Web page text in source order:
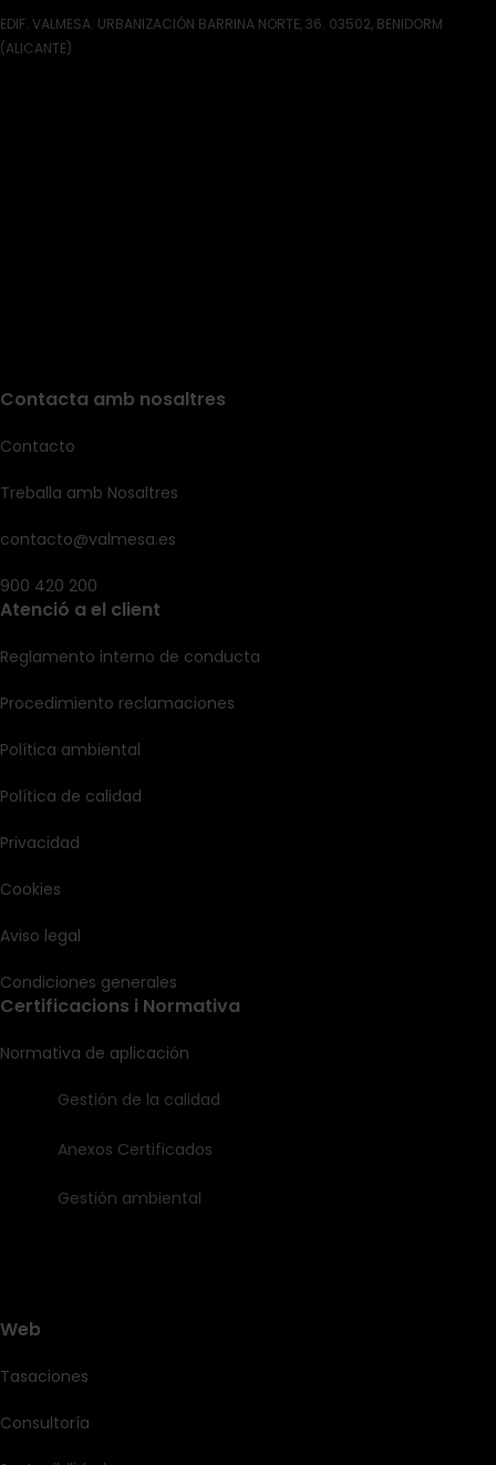
EDIF. VALMESA. URBANIZACIÓN BARRINA NORTE, 36. 03502, BENIDORM
(ALICANTE)
Contacta amb nosaltres
Contacto
Treballa amb Nosaltres
contacto@valmesa.es
900 420 200
Atenció a el client
Reglamento interno de conducta
Procedimiento reclamaciones
Política ambiental
Política de calidad
Privacidad
Cookies
Aviso legal
Condiciones generales
Certificacions i Normativa
Normativa de aplicación
Gestión de la calidad
Anexos Certificados
Gestión ambiental
Web
Tasaciones
Consultoría